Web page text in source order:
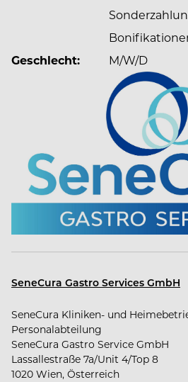
Geschlecht:
M/W/D
SeneCura Gastro Services GmbH
SeneCura Kliniken- und
Personalabteilung
SeneCura Gastro Service GmbH
Lassallestraße 7a/Unit 4/Top 8
1020 Wien, Österreich